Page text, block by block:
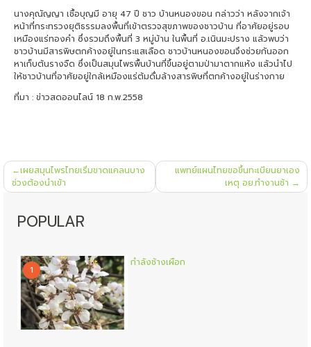
นางคุณัญญา เชื้อบุญมี อายุ 47 ปี ชาว บ้านหนองขอน กล่าวว่า หลังจากเจ้า
หน้าที่กระทรวงยุติธรรมลงพื้นที่เข้าตรวจสุขภาพของชาวบ้าน ที่อาศัยอยู่รอบ
เหมืองแร่ทองคำ ซึ่งรวมถึงพื้นที่ 3 หมู่บ้าน ในพื้นที่ อ.เนินมะปราง แล้วพบว่า
ชาวบ้านมีสารพิษตกค้างอยู่ในกระแสเลือด ชาวบ้านหนองขอนจึงช่วยกันออก
หาเก็บต้นรางจืด ซึ่งเป็นสมุนไพรพื้นบ้านที่ขึ้นอยู่ตามป่ามาตากแห้ง แล้วนำไป
ให้ชาวบ้านที่อาศัยอยู่ใกล้เหมืองแร่ต้มดื่มล้างสารพิษที่ตกค้างอยู่ในร่างกาย
ที่มา : ข่าวสดออนไลน์ 18 ก.พ.2558
แนะแนว
เรื่อง
เผยสมุนไพรไทยเริ่มขาดแคลนบาง
ช่วงต้องนำเข้า
แพทย์แผนไทยขอขึ้นทะเบียนยาเอง
เหตุ อย.ทำงานช้า
POPULAR
1
กำลังช้างเผือก